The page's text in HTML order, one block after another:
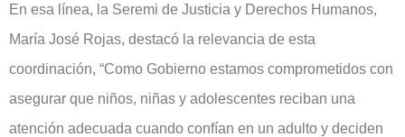
En esa línea, la Seremi de Justicia y Derechos Humanos,
María José Rojas, destacó la relevancia de esta
coordinación, “Como Gobierno estamos comprometidos con
asegurar que niños, niñas y adolescentes reciban una
atención adecuada cuando confían en un adulto y deciden